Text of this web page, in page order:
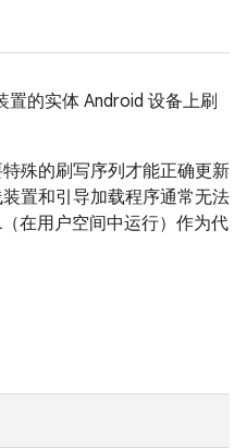
置的实体 Android 设备上刷
殊的刷写序列才能正确更新
置和引导加载程序通常无法
在用户空间中运行）作为代